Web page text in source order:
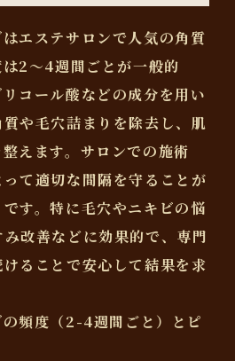
エステサロンで人気の角質
2〜4週間ごとが一般的
コール酸などの成分を用い
や毛穴詰まりを除去し、肌
えます。サロンでの施術
て適切な間隔を守ることが
す。特に毛穴やニキビの悩
改善などに効果的で、専門
ることで安心して結果を求
頻度（2-4週間ごと）とピ